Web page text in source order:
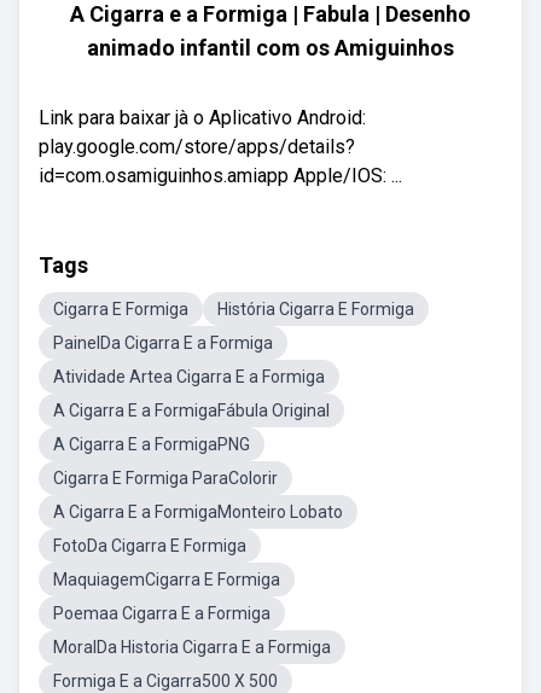
A Cigarra e a Formiga | Fabula | Desenho
animado infantil com os Amiguinhos
Link para baixar jà o Aplicativo Android:
play.google.com/store/apps/details?
id=com.osamiguinhos.amiapp Apple/IOS: ...
Tags
Cigarra E Formiga
História Cigarra E Formiga
PainelDa Cigarra E a Formiga
Atividade Artea Cigarra E a Formiga
A Cigarra E a FormigaFábula Original
A Cigarra E a FormigaPNG
Cigarra E Formiga ParaColorir
A Cigarra E a FormigaMonteiro Lobato
FotoDa Cigarra E Formiga
MaquiagemCigarra E Formiga
Poemaa Cigarra E a Formiga
MoralDa Historia Cigarra E a Formiga
Formiga E a Cigarra500 X 500